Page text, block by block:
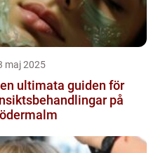
maj 2025
ultimata guiden för
på